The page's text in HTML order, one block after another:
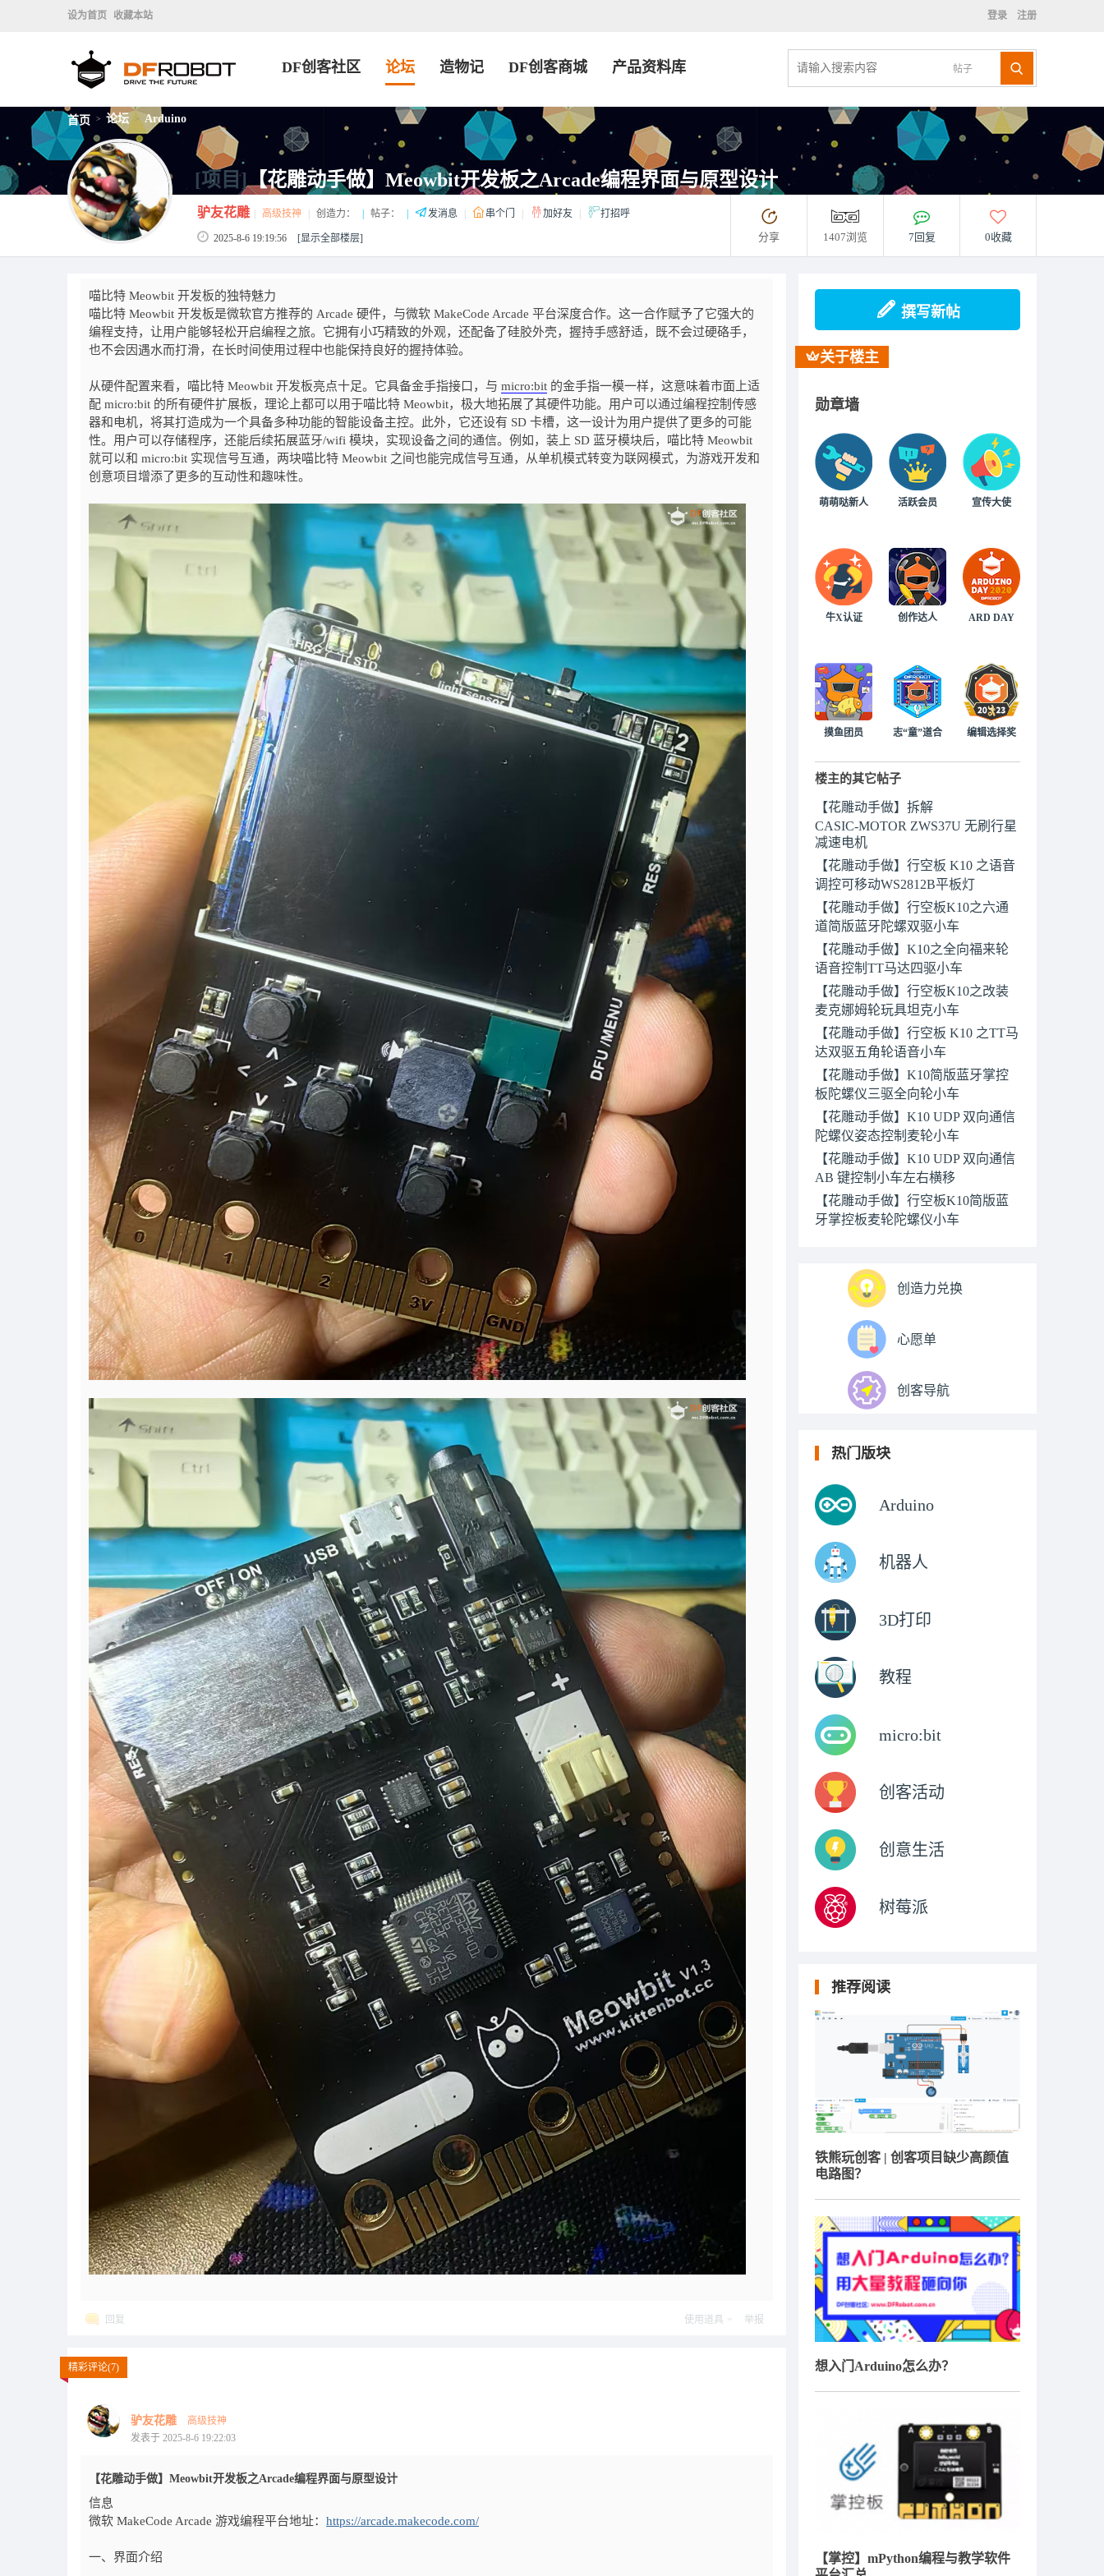
设为首页 收藏本站 登录 注册
帖子
DF创客社区 论坛 造物记 DF创客商城 产品资料库
首页 > 论坛 > Arduino
[项目]【花雕动手做】Meowbit开发板之Arcade编程界面与原型设计
驴友花雕 高级技神 创造力： 帖子： 发消息 串个门 加好友 打招呼
2025-8-6 19:19:56 [显示全部楼层] 分享 1407浏览 7回复 0收藏
喵比特 Meowbit 开发板的独特魅力
喵比特 Meowbit 开发板是微软官方推荐的 Arcade 硬件，与微软 MakeCode Arcade 平台深度合作。这一合作赋予了它强大的
编程支持，让用户能够轻松开启编程之旅。它拥有小巧精致的外观，还配备了硅胶外壳，握持手感舒适，既不会过硬硌手，
也不会因遇水而打滑，在长时间使用过程中也能保持良好的握持体验。
从硬件配置来看，喵比特 Meowbit 开发板亮点十足。它具备金手指接口，与 micro:bit 的金手指一模一样，这意味着市面上适
配 micro:bit 的所有硬件扩展板，理论上都可以用于喵比特 Meowbit，极大地拓展了其硬件功能。用户可以通过编程控制传感
器和电机，将其打造成为一个具备多种功能的智能设备主控。此外，它还设有 SD 卡槽，这一设计为用户提供了更多的可能
性。用户可以存储程序，还能后续拓展蓝牙/wifi 模块，实现设备之间的通信。例如，装上 SD 蓝牙模块后，喵比特 Meowbit
就可以和 micro:bit 实现信号互通，两块喵比特 Meowbit 之间也能完成信号互通，从单机模式转变为联网模式，为游戏开发和
创意项目增添了更多的互动性和趣味性。
回复 使用道具 举报
精彩评论(7)
驴友花雕
高级技神
发表于 2025-8-6 19:22:03
【花雕动手做】Meowbit开发板之Arcade编程界面与原型设计
信息
微软 MakeCode Arcade 游戏编程平台地址： https://arcade.makecode.com/
一、界面介绍
撰写新帖
关于楼主
勋章墙
萌萌哒新人 活跃会员 宣传大使
牛X认证 创作达人 ARD DAY
摸鱼团员 志“童”道合 编辑选择奖
楼主的其它帖子
【花雕动手做】拆解
CASIC‑MOTOR ZWS37U 无刷行星
减速电机
【花雕动手做】行空板 K10 之语音
调控可移动WS2812B平板灯
【花雕动手做】行空板K10之六通
道简版蓝牙陀螺双驱小车
【花雕动手做】K10之全向福来轮
语音控制TT马达四驱小车
【花雕动手做】行空板K10之改装
麦克娜姆轮玩具坦克小车
【花雕动手做】行空板 K10 之TT马
达双驱五角轮语音小车
【花雕动手做】K10简版蓝牙掌控
板陀螺仪三驱全向轮小车
【花雕动手做】K10 UDP 双向通信
陀螺仪姿态控制麦轮小车
【花雕动手做】K10 UDP 双向通信
AB 键控制小车左右横移
【花雕动手做】行空板K10简版蓝
牙掌控板麦轮陀螺仪小车
创造力兑换
心愿单
创客导航
热门版块
Arduino
机器人
3D打印
教程
micro:bit
创客活动
创意生活
树莓派
推荐阅读
铁熊玩创客 | 创客项目缺少高颜值
电路图？
想入门Arduino怎么办？
【掌控】mPython编程与教学软件